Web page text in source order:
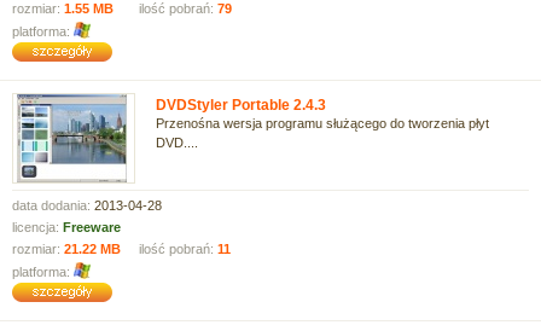
rozmiar: 1.55 MB ilość pobrań: 79
platforma:
DVDStyler Portable 2.4.3
Przenośna wersja programu służącego do tworzenia płyt
DVD....
data dodania: 2013-04-28
licencja: Freeware
rozmiar: 21.22 MB ilość pobrań: 11
platforma: